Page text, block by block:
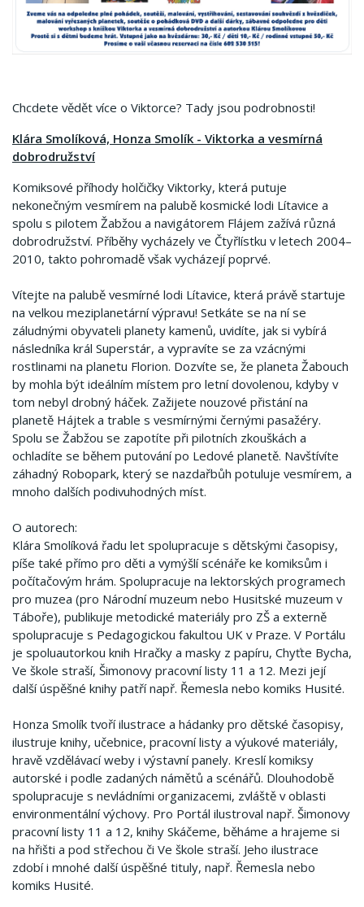
Chcdete vědět více o Viktorce? Tady jsou podrobnosti!
Klára Smolíková, Honza Smolík - Viktorka a vesmírná
dobrodružství
Komiksové příhody holčičky Viktorky, která putuje
nekonečným vesmírem na palubě kosmické lodi Lítavice a
spolu s pilotem Žabžou a navigátorem Flájem zažívá různá
dobrodružství. Příběhy vycházely ve Čtyřlístku v letech 2004–
2010, takto pohromadě však vycházejí poprvé.
Vítejte na palubě vesmírné lodi Lítavice, která právě startuje
na velkou meziplanetární výpravu! Setkáte se na ní se
záludnými obyvateli planety kamenů, uvidíte, jak si vybírá
následníka král Superstár, a vypravíte se za vzácnými
rostlinami na planetu Florion. Dozvíte se, že planeta Žabouch
by mohla být ideálním místem pro letní dovolenou, kdyby v
tom nebyl drobný háček. Zažijete nouzové přistání na
planetě Hájtek a trable s vesmírnými černými pasažéry.
Spolu se Žabžou se zapotíte při pilotních zkouškách a
ochladíte se během putování po Ledové planetě. Navštívíte
záhadný Robopark, který se nazdařbůh potuluje vesmírem, a
mnoho dalších podivuhodných míst.
O autorech:
Klára Smolíková řadu let spolupracuje s dětskými časopisy,
píše také přímo pro děti a vymýšlí scénáře ke komiksům i
počítačovým hrám. Spolupracuje na lektorských programech
pro muzea (pro Národní muzeum nebo Husitské muzeum v
Táboře), publikuje metodické materiály pro ZŠ a externě
spolupracuje s Pedagogickou fakultou UK v Praze. V Portálu
je spoluautorkou knih Hračky a masky z papíru, Chyťte Bycha,
Ve škole straší, Šimonovy pracovní listy 11 a 12. Mezi její
další úspěšné knihy patří např. Řemesla nebo komiks Husité.
Honza Smolík tvoří ilustrace a hádanky pro dětské časopisy,
ilustruje knihy, učebnice, pracovní listy a výukové materiály,
hravě vzdělávací weby i výstavní panely. Kreslí komiksy
autorské i podle zadaných námětů a scénářů. Dlouhodobě
spolupracuje s nevládními organizacemi, zvláště v oblasti
environmentální výchovy. Pro Portál ilustroval např. Šimonovy
pracovní listy 11 a 12, knihy Skáčeme, běháme a hrajeme si
na hřišti a pod střechou či Ve škole straší. Jeho ilustrace
zdobí i mnohé další úspěšné tituly, např. Řemesla nebo
komiks Husité.